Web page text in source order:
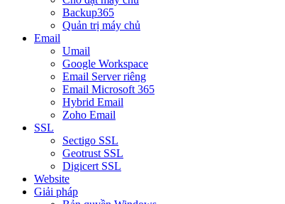
Backup365
Quản trị máy chủ
Email
Umail
Google Workspace
Email Server riêng
Email Microsoft 365
Hybrid Email
Zoho Email
SSL
Sectigo SSL
Geotrust SSL
Digicert SSL
Website
Giải pháp